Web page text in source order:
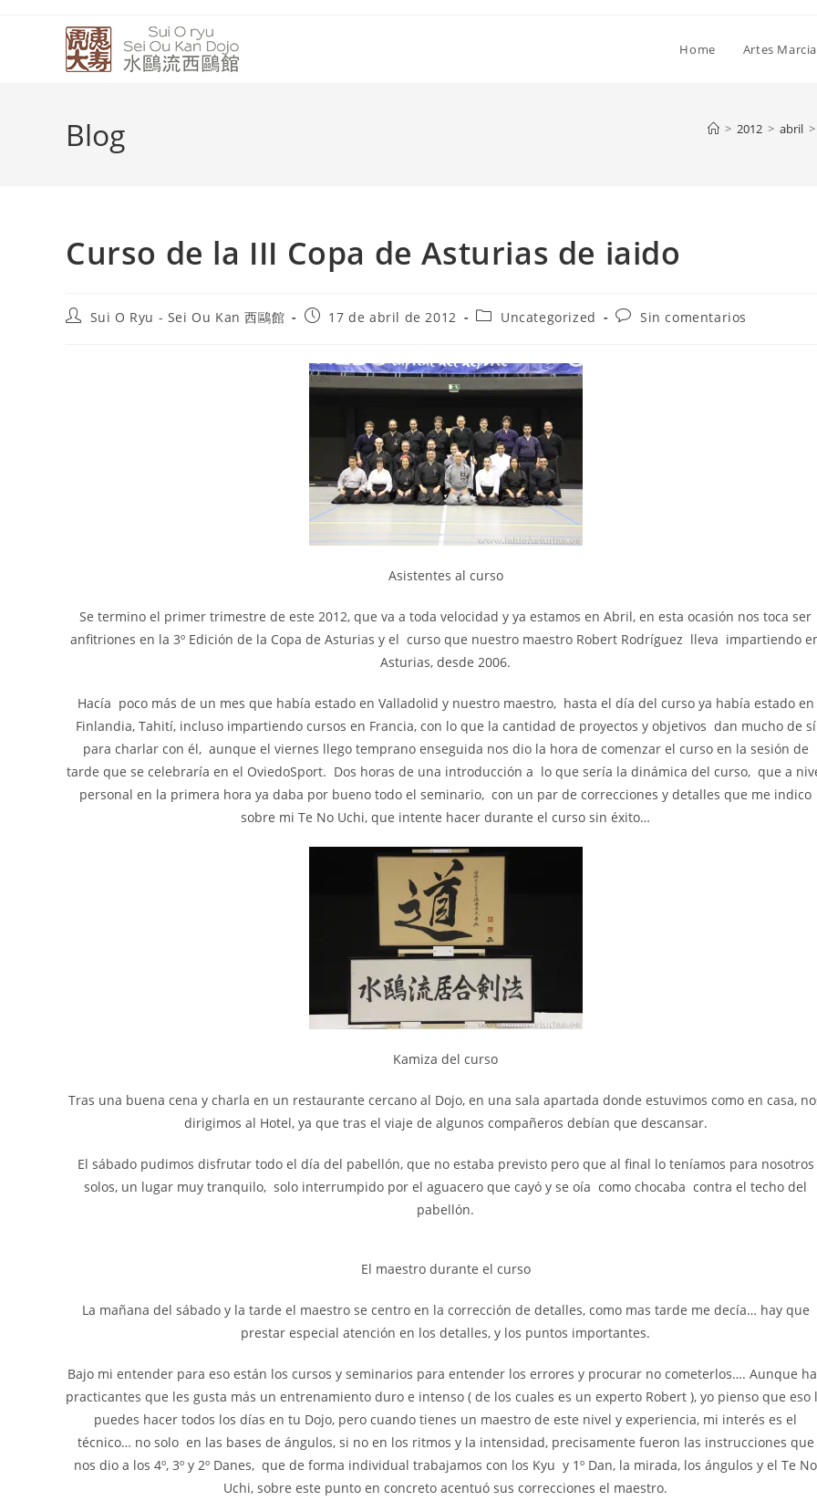
Home Artes
Blog > 2012 > abril >
Curso de la III Copa de Asturias de iaido
Sui O Ryu - Sei Ou Kan 西鷗館 17 de abril de 2012 Uncategorized Sin comentarios
Asistentes al curso
Se termino el primer trimestre de este 2012, que va a toda velocidad y ya estamos en Abril, en esta ocasión nos toca ser
anfitriones en la 3º Edición de la Copa de Asturias y el curso que nuestro maestro Robert Rodríguez lleva impartiendo
Asturias, desde 2006.
Hacía poco más de un mes que había estado en Valladolid y nuestro maestro, hasta el día del curso ya había estado en
Finlandia, Tahití, incluso impartiendo cursos en Francia, con lo que la cantidad de proyectos y objetivos dan mucho de sí
para charlar con él, aunque el viernes llego temprano enseguida nos dio la hora de comenzar el curso en la sesión de
tarde que se celebraría en el OviedoSport. Dos horas de una introducción a lo que sería la dinámica del curso, que a
personal en la primera hora ya daba por bueno todo el seminario, con un par de correcciones y detalles que me indico
sobre mi Te No Uchi, que intente hacer durante el curso sin éxito…
Kamiza del curso
Tras una buena cena y charla en un restaurante cercano al Dojo, en una sala apartada donde estuvimos como en casa,
dirigimos al Hotel, ya que tras el viaje de algunos compañeros debían que descansar.
El sábado pudimos disfrutar todo el día del pabellón, que no estaba previsto pero que al final lo teníamos para nosotros
solos, un lugar muy tranquilo, solo interrumpido por el aguacero que cayó y se oía como chocaba contra el techo del
pabellón.
El maestro durante el curso
La mañana del sábado y la tarde el maestro se centro en la corrección de detalles, como mas tarde me decía… hay que
prestar especial atención en los detalles, y los puntos importantes.
Bajo mi entender para eso están los cursos y seminarios para entender los errores y procurar no cometerlos…. Aunque
practicantes que les gusta más un entrenamiento duro e intenso ( de los cuales es un experto Robert ), yo pienso que eso
puedes hacer todos los días en tu Dojo, pero cuando tienes un maestro de este nivel y experiencia, mi interés es el
técnico… no solo en las bases de ángulos, si no en los ritmos y la intensidad, precisamente fueron las instrucciones que
nos dio a los 4º, 3º y 2º Danes, que de forma individual trabajamos con los Kyu y 1º Dan, la mirada, los ángulos y el Te No
Uchi, sobre este punto en concreto acentuó sus correcciones el maestro.